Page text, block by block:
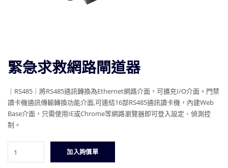
緊急求救網路閘道器
｜RS485｜將RS485通訊轉換為Ethernet網路介面，可擴充I/O介面。門禁
讀卡機通訊傳輸轉換功能介面,可連結16部RS485通訊讀卡機，內建Web
Base介面，只需使用IE或Chrome等網路瀏覽器即可登入設定、偵測控
制。
加入詢價單